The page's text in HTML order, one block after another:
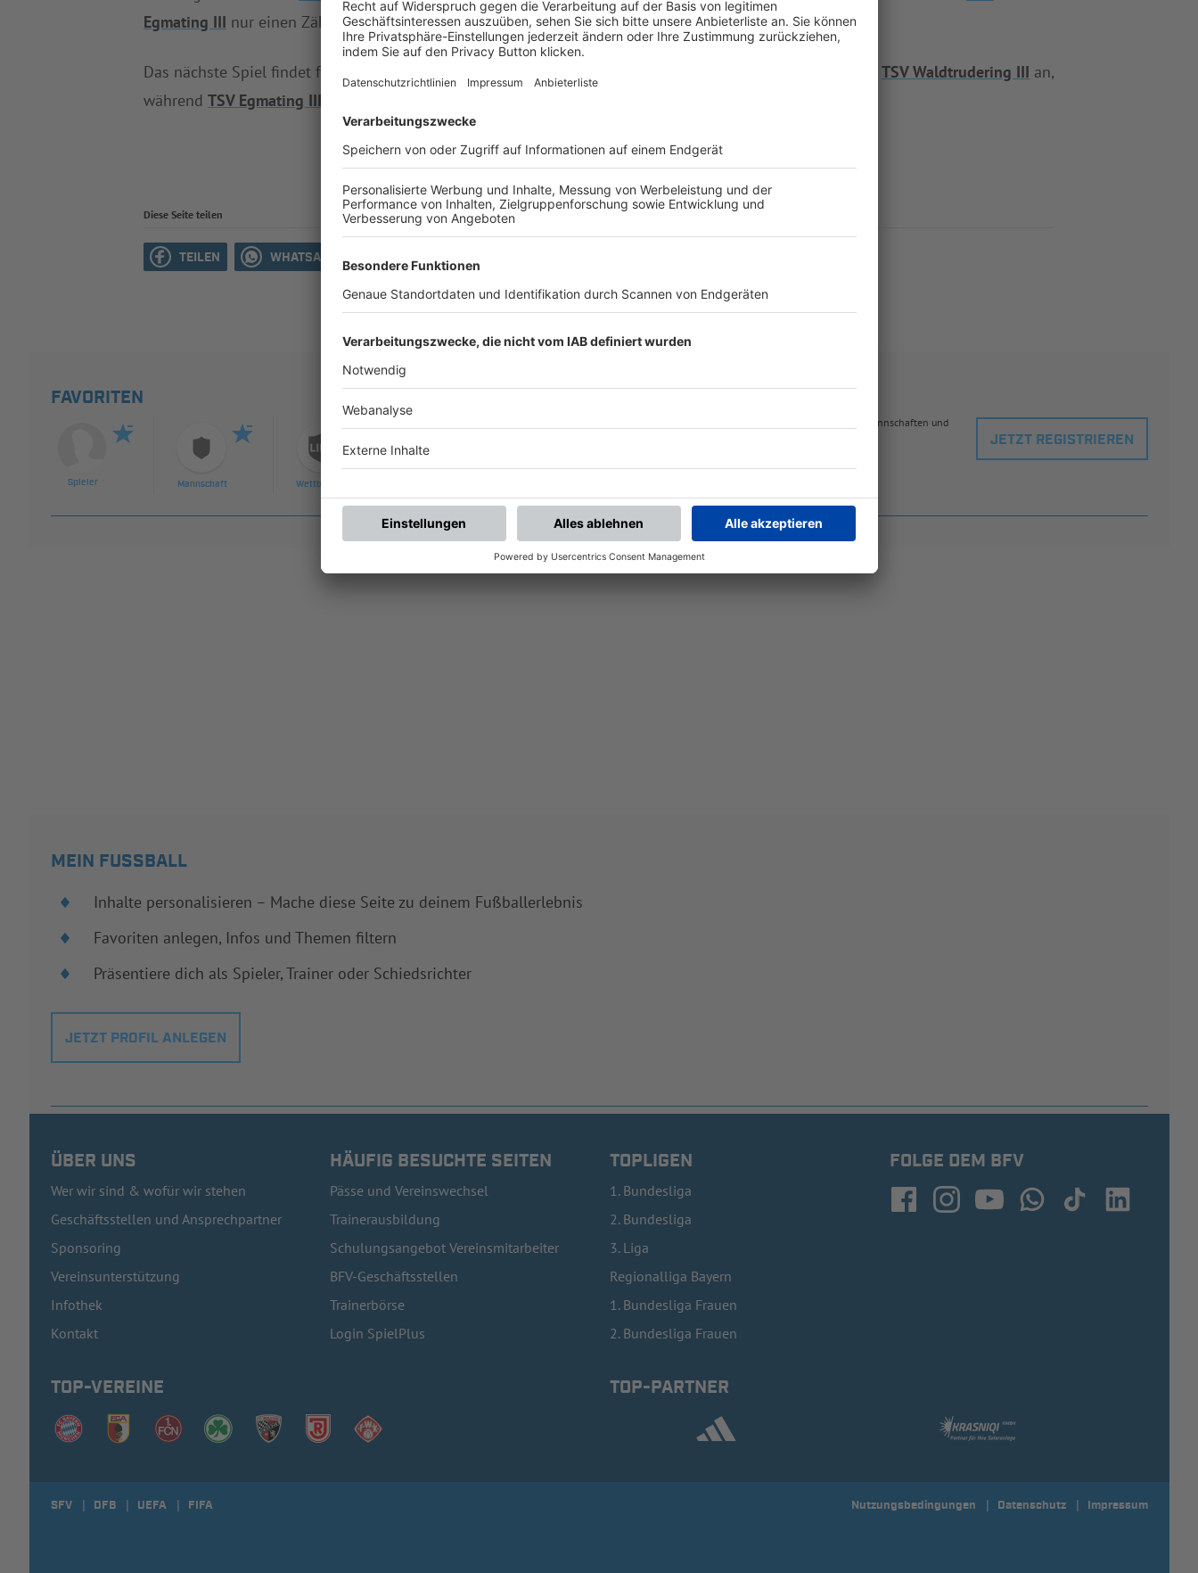
Egmating III nur einen Zähler.
Das nächste Spiel findet für beide Teams in zwei Wochen statt. tritt am 31.05.2026 beiTSV Waldtrudering III an,
währendTSV Egmating III
Diese Seite teilen
TEILEN WHATSAPP MAIL
FAVORITEN
Spieler Mannschaft Wettbewerb
Nach der Registrierung kannst du dir Favoriten setzen. So bist du ganz nah an deinen Lieblingsspielern, Mannschaften und
JETZT REGISTRIEREN
MEIN FUSSBALL
Inhalte personalisieren – Mache diese Seite zu deinem Fußballerlebnis
Favoriten anlegen, Infos und Themen filtern
Präsentiere dich als Spieler, Trainer oder Schiedsrichter
JETZT PROFIL ANLEGEN
ÜBER UNS
Wer wir sind & wofür wir stehen
Geschäftsstellen und Ansprechpartner
Sponsoring
Vereinsunterstützung
Infothek
Kontakt
HÄUFIG BESUCHTE SEITEN
Pässe und Vereinswechsel
Trainerausbildung
Schulungsangebot Vereinsmitarbeiter
BFV-Geschäftsstellen
Trainerbörse
Login SpielPlus
TOPLIGEN
1. Bundesliga
2. Bundesliga
3. Liga
Regionalliga Bayern
1. Bundesliga Frauen
2. Bundesliga Frauen
FOLGE DEM BFV
TOP-VEREINE TOP-PARTNER
SFV DFB UEFA FIFA Nutzungsbedingungen Datenschutz Impressum